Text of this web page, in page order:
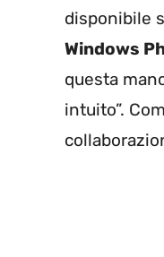
disponibile
Windows
questa
intuito”.